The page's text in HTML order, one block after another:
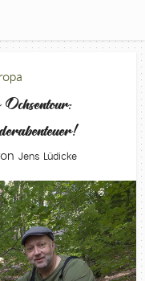
Jens Lüdicke